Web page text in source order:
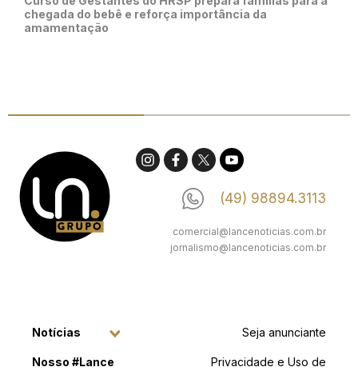
chegada do bebê e reforça importância da
amamentação
(49) 98894.3113
comercial@lancenoticias.com.br
jornalismo@lancenoticias.com.br
Notícias
Nosso #Lance
Seja anunciante
Privacidade e Uso de